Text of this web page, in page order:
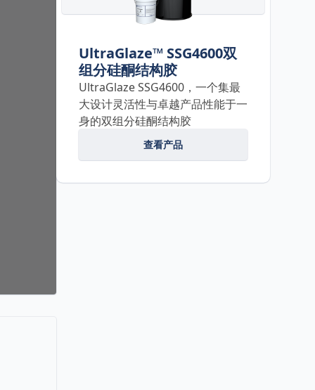
UltraGlaze™ SSG4600双
组分硅酮结构胶
UltraGlaze SSG4600，一个集最
大设计灵活性与卓越产品性能于一
身的双组分硅酮结构胶
查看产品